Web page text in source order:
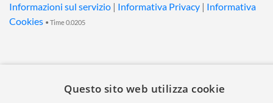
Informazioni sul servizio | Informativa Privacy | Informativa
Cookies • Time 0.0205
Questo sito web utilizza cookie